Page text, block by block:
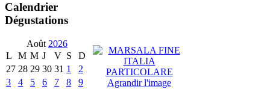
Calendrier
Dégustations
Août 2026
L
M M J V S
D
27 28 29 30 31 1
2
3
4 5 6 7 8
9
Agrandir l'image